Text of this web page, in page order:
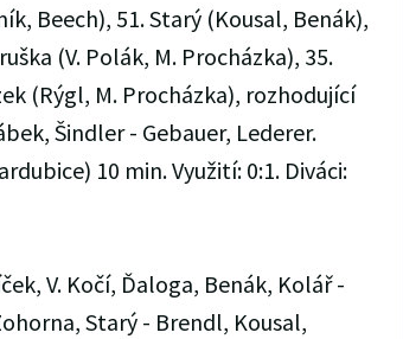
Beech), 51. Starý (Kousal, Benák),
(V. Polák, M. Procházka), 35.
(Rýgl, M. Procházka), rozhodující
Šindler - Gebauer, Lederer.
10 min. Využití: 0:1. Diváci:
V. Kočí, Ďaloga, Benák, Kolář -
Starý - Brendl, Kousal,